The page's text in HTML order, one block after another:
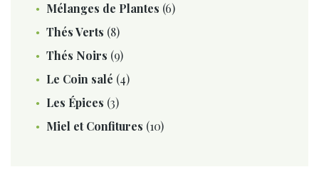
Mélanges de Plantes (6)
Thés Verts (8)
Thés Noirs (9)
Le Coin salé (4)
Les Épices (3)
Miel et Confitures (10)